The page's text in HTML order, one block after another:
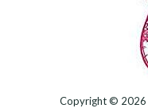
Copyright © 2026